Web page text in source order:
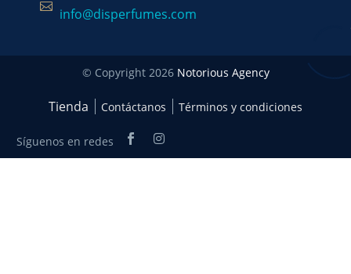
info@disperfumes.com
© Copyright 2026 Notorious Agency
Tienda Contáctanos Términos y condiciones
Síguenos en redes